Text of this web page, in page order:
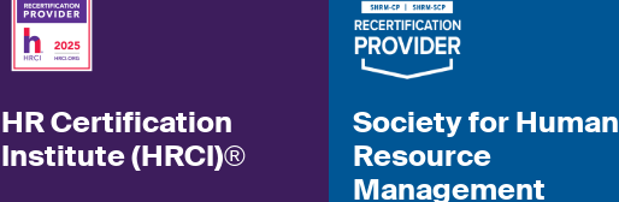
HR Certification
Institute (HRCI)®
Society for Human
Resource
Management